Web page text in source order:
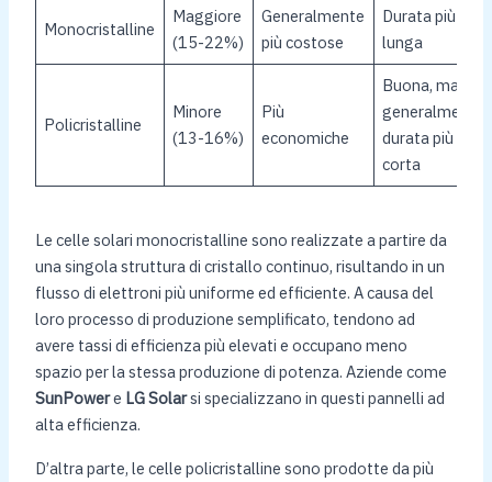
Monocristalline
Maggiore
(15-22%)
Generalmente
più costose
Durata più
lunga
Policristalline
Minore
(13-16%)
Più
economiche
Buona, ma
generalmente
durata più
corta
Le celle solari monocristalline sono realizzate a partire da
una singola struttura di cristallo continuo, risultando in un
flusso di elettroni più uniforme ed efficiente. A causa del
loro processo di produzione semplificato, tendono ad
avere tassi di efficienza più elevati e occupano meno
spazio per la stessa produzione di potenza. Aziende come
SunPowere LG Solarsi specializzano in questi pannelli ad
alta efficienza.
D’altra parte, le celle policristalline sono prodotte da più